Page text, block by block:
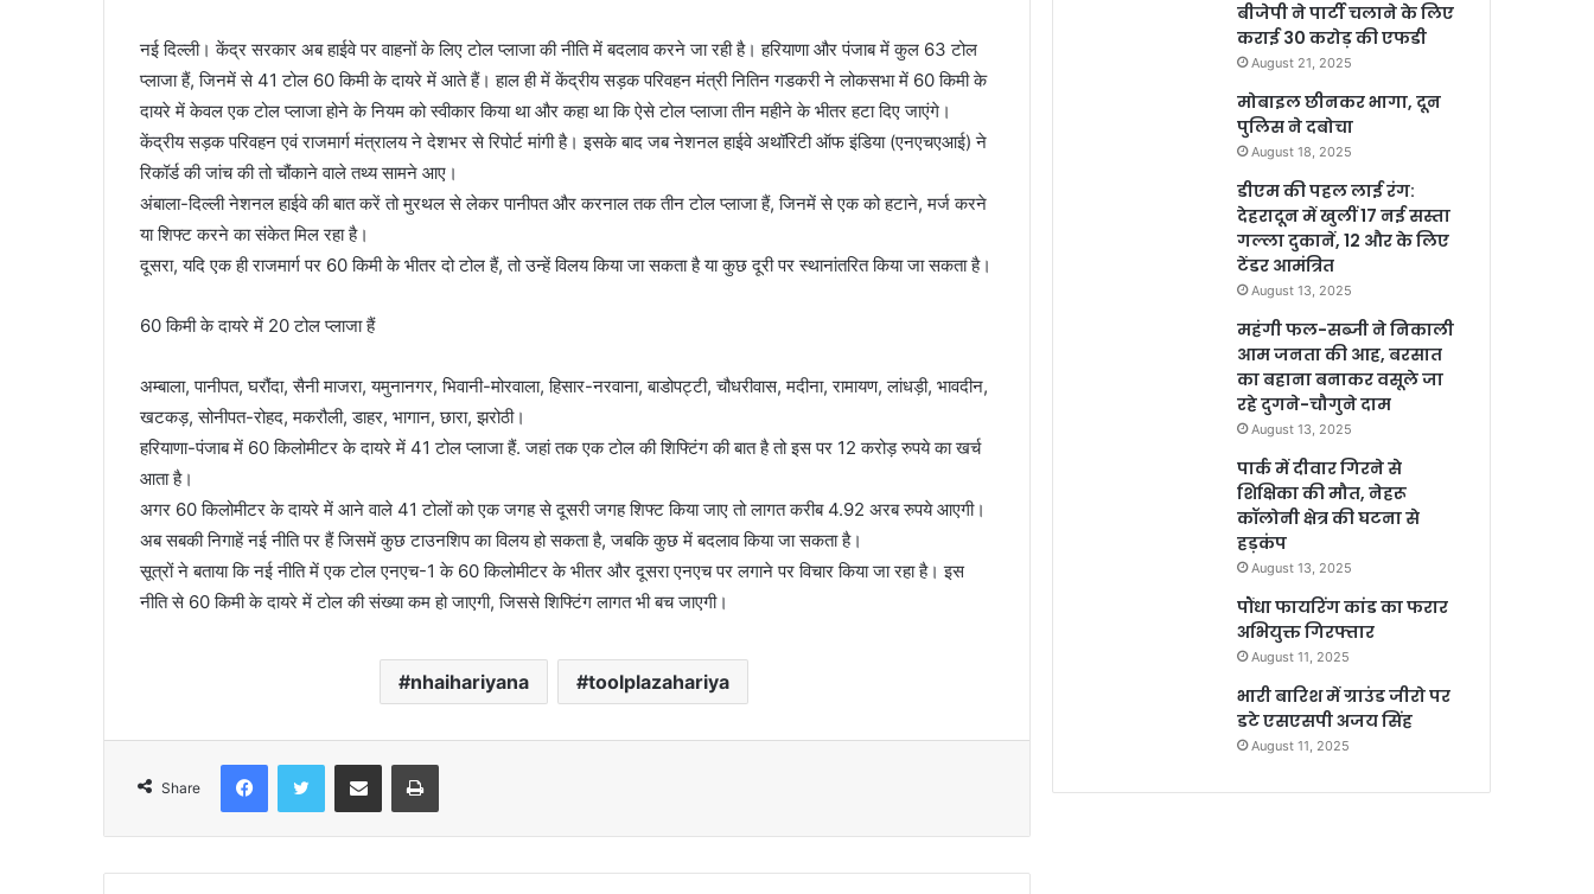
e
m
a
i
l
नई दिल्ली। केंद्र सरकार अब हाईवे पर वाहनों के लिए टोल प्लाजा की नीति में बदलाव करने जा रही है। हरियाणा और पंजाब में कुल 63 टोल
प्लाजा हैं, जिनमें से 41 टोल 60 किमी के दायरे में आते हैं। हाल ही में केंद्रीय सड़क परिवहन मंत्री नितिन गडकरी ने लोकसभा में 60 किमी के
दायरे में केवल एक टोल प्लाजा होने के नियम को स्वीकार किया था और कहा था कि ऐसे टोल प्लाजा तीन महीने के भीतर हटा दिए जाएंगे।
केंद्रीय सड़क परिवहन एवं राजमार्ग मंत्रालय ने देशभर से रिपोर्ट मांगी है। इसके बाद जब नेशनल हाईवे अथॉरिटी ऑफ इंडिया (एनएचएआई) ने
रिकॉर्ड की जांच की तो चौंकाने वाले तथ्य सामने आए।
अंबाला-दिल्ली नेशनल हाईवे की बात करें तो मुरथल से लेकर पानीपत और करनाल तक तीन टोल प्लाजा हैं, जिनमें से एक को हटाने, मर्ज करने
या शिफ्ट करने का संकेत मिल रहा है।
दूसरा, यदि एक ही राजमार्ग पर 60 किमी के भीतर दो टोल हैं, तो उन्हें विलय किया जा सकता है या कुछ दूरी पर स्थानांतरित किया जा सकता है।
60 किमी के दायरे में 20 टोल प्लाजा हैं
अम्बाला, पानीपत, घरौंदा, सैनी माजरा, यमुनानगर, भिवानी-मोरवाला, हिसार-नरवाना, बाडोपट्टी, चौधरीवास, मदीना, रामायण, लांधड़ी, भावदीन,
खटकड़, सोनीपत-रोहद, मकरौली, डाहर, भागान, छारा, झरोठी।
हरियाणा-पंजाब में 60 किलोमीटर के दायरे में 41 टोल प्लाजा हैं. जहां तक एक टोल की शिफ्टिंग की बात है तो इस पर 12 करोड़ रुपये का खर्च
आता है।
अगर 60 किलोमीटर के दायरे में आने वाले 41 टोलों को एक जगह से दूसरी जगह शिफ्ट किया जाए तो लागत करीब 4.92 अरब रुपये आएगी।
अब सबकी निगाहें नई नीति पर हैं जिसमें कुछ टाउनशिप का विलय हो सकता है, जबकि कुछ में बदलाव किया जा सकता है।
सूत्रों ने बताया कि नई नीति में एक टोल एनएच-1 के 60 किलोमीटर के भीतर और दूसरा एनएच पर लगाने पर विचार किया जा रहा है। इस
नीति से 60 किमी के दायरे में टोल की संख्या कम हो जाएगी, जिससे शिफ्टिंग लागत भी बच जाएगी।
nhaihariyana toolplazahariya
Share
बीजेपी ने पार्टी चलाने के लिए
कराई 30 करोड़ की एफडी
August 21, 2025
मोबाइल छीनकर भागा, दून
पुलिस ने दबोचा
August 18, 2025
डीएम की पहल लाई रंग:
देहरादून में खुलीं 17 नई सस्ता
गल्ला दुकानें, 12 और के लिए
टेंडर आमंत्रित
August 13, 2025
महंगी फल-सब्जी ने निकाली
आम जनता की आह, बरसात
का बहाना बनाकर वसूले जा
रहे दुगने-चौगुने दाम
August 13, 2025
पार्क में दीवार गिरने से
शिक्षिका की मौत, नेहरू
कॉलोनी क्षेत्र की घटना से
हड़कंप
August 13, 2025
पौंधा फायरिंग कांड का फरार
अभियुक्त गिरफ्तार
August 11, 2025
भारी बारिश में ग्राउंड जीरो पर
डटे एसएसपी अजय सिंह
August 11, 2025